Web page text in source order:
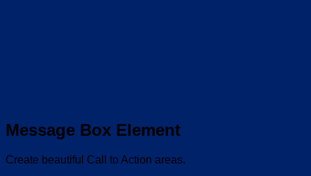
Message Box Element
Create beautiful Call to Action areas.